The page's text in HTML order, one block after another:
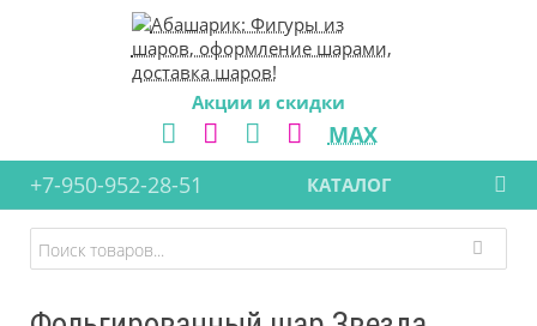
Акции и скидки
MAX
+7-950-952-28-51
КАТАЛОГ